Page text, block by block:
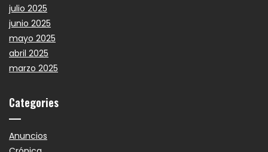
julio 2025
junio 2025
mayo 2025
abril 2025
marzo 2025
Categories
Anuncios